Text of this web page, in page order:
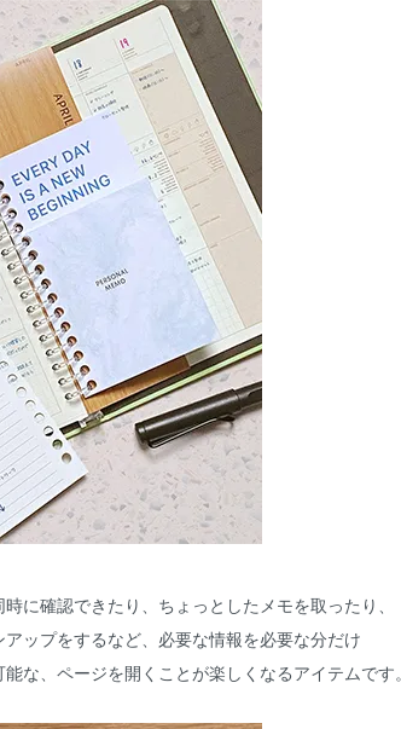
に確認できたり、ちょっとしたメモを取ったり、
ップをするなど、必要な情報を必要な分だけ
な、ページを開くことが楽しくなるアイテムです。